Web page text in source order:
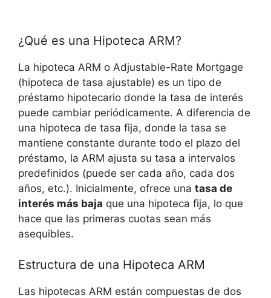
¿Qué es una Hipoteca ARM?
La hipoteca ARM o Adjustable-Rate Mortgage
(hipoteca de tasa ajustable) es un tipo de
préstamo hipotecario donde la tasa de interés
puede cambiar periódicamente. A diferencia de
una hipoteca de tasa fija, donde la tasa se
mantiene constante durante todo el plazo del
préstamo, la ARM ajusta su tasa a intervalos
predefinidos (puede ser cada año, cada dos
años, etc.). Inicialmente, ofrece una tasa de
interés más baja que una hipoteca fija, lo que
hace que las primeras cuotas sean más
asequibles.
Estructura de una Hipoteca ARM
Las hipotecas ARM están compuestas de dos